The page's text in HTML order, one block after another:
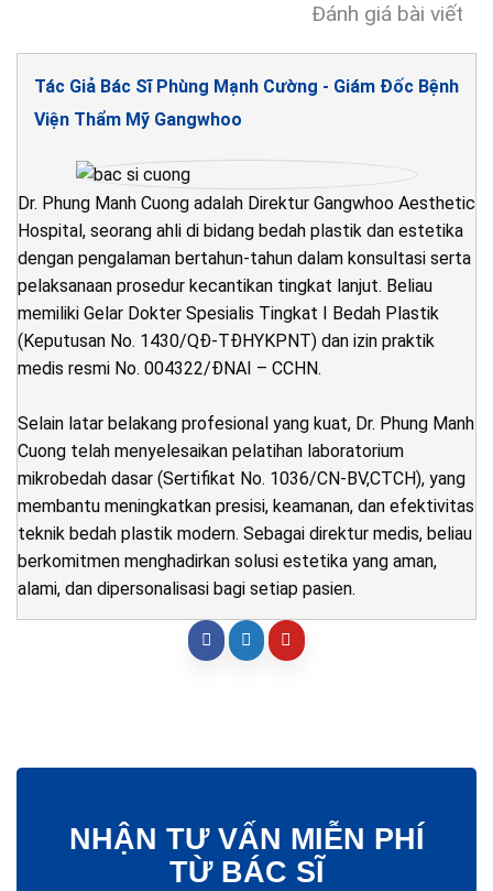
Đánh giá bài viết
Tác Giả Bác Sĩ Phùng Mạnh Cường - Giám Đốc Bệnh
Viện Thẩm Mỹ Gangwhoo
Dr. Phung Manh Cuong adalah Direktur Gangwhoo Aesthetic
Hospital, seorang ahli di bidang bedah plastik dan estetika
dengan pengalaman bertahun-tahun dalam konsultasi serta
pelaksanaan prosedur kecantikan tingkat lanjut. Beliau
memiliki Gelar Dokter Spesialis Tingkat I Bedah Plastik
(Keputusan No. 1430/QĐ-TĐHYKPNT) dan izin praktik
medis resmi No. 004322/ĐNAI – CCHN.
Selain latar belakang profesional yang kuat, Dr. Phung Manh
Cuong telah menyelesaikan pelatihan laboratorium
mikrobedah dasar (Sertifikat No. 1036/CN-BV,CTCH), yang
membantu meningkatkan presisi, keamanan, dan efektivitas
teknik bedah plastik modern. Sebagai direktur medis, beliau
berkomitmen menghadirkan solusi estetika yang aman,
alami, dan dipersonalisasi bagi setiap pasien.
NHẬN TƯ VẤN MIỄN PHÍ
TỪ BÁC SĨ